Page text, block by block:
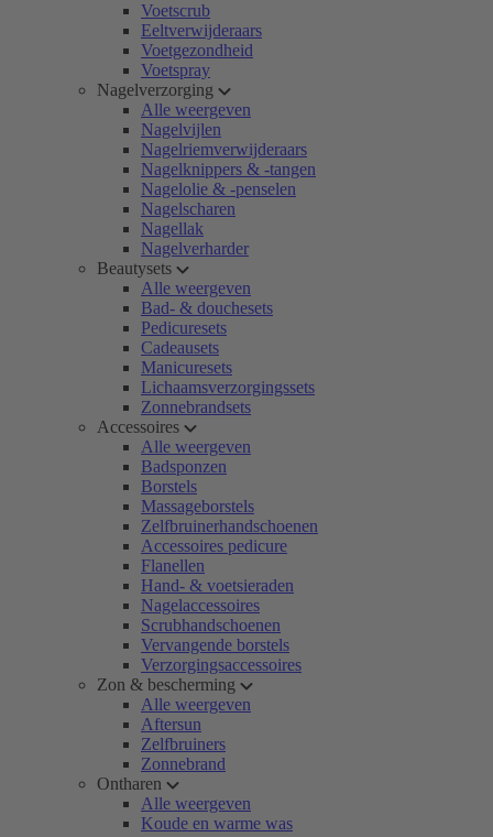
Voetscrub
Eeltverwijderaars
Voetgezondheid
Voetspray
Nagelverzorging
Alle weergeven
Nagelvijlen
Nagelriemverwijderaars
Nagelknippers & -tangen
Nagelolie & -penselen
Nagelscharen
Nagellak
Nagelverharder
Beautysets
Alle weergeven
Bad- & douchesets
Pedicuresets
Cadeausets
Manicuresets
Lichaamsverzorgingssets
Zonnebrandsets
Accessoires
Alle weergeven
Badsponzen
Borstels
Massageborstels
Zelfbruinerhandschoenen
Accessoires pedicure
Flanellen
Hand- & voetsieraden
Nagelaccessoires
Scrubhandschoenen
Vervangende borstels
Verzorgingsaccessoires
Zon & bescherming
Alle weergeven
Aftersun
Zelfbruiners
Zonnebrand
Ontharen
Alle weergeven
Koude en warme was